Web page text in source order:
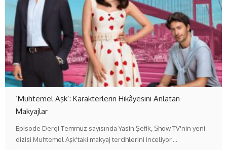
‘Muhtemel Aşk’: Karakterlerin Hikâyesini Anlatan
Makyajlar
Episode Dergi Temmuz sayısında Yasin Şefik, Show TV'nin yeni
dizisi Muhtemel Aşk'taki makyaj tercihlerini inceliyor.…